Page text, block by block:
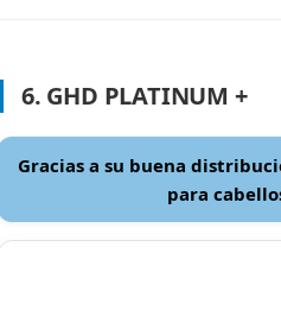
6. GHD PLATINUM +
Gracias a su buena
para